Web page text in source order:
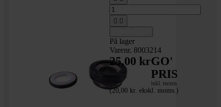
 
På lager
Varenr. 8003214
25,00 krGO'
PRIS
inkl. moms
(20,00 kr. ekskl. moms.)